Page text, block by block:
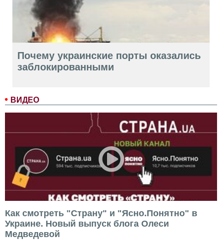
ВИДЕО
Как смотреть "Страну" и "Ясно.Понятно" в
Украине. Новый выпуск блога Олеси
Медведевой
Почему украинские порты оказались
заблокированными